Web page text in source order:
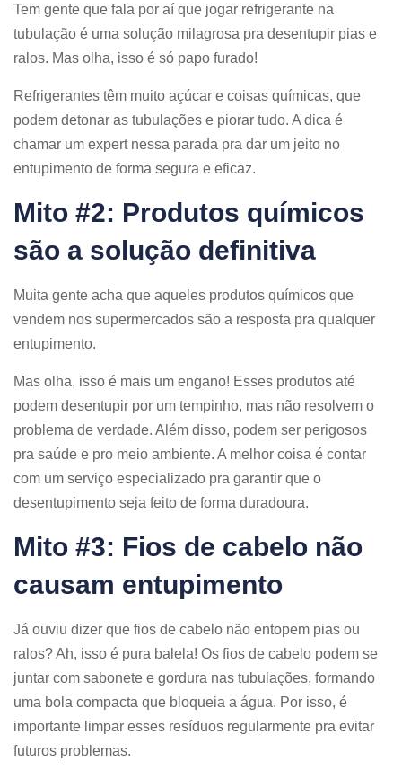
Tem gente que fala por aí que jogar refrigerante na
tubulação é uma solução milagrosa pra desentupir pias e
ralos. Mas olha, isso é só papo furado!
Refrigerantes têm muito açúcar e coisas químicas, que
podem detonar as tubulações e piorar tudo. A dica é
chamar um expert nessa parada pra dar um jeito no
entupimento de forma segura e eficaz.
Mito #2: Produtos químicos
são a solução definitiva
Muita gente acha que aqueles produtos químicos que
vendem nos supermercados são a resposta pra qualquer
entupimento.
Mas olha, isso é mais um engano! Esses produtos até
podem desentupir por um tempinho, mas não resolvem o
problema de verdade. Além disso, podem ser perigosos
pra saúde e pro meio ambiente. A melhor coisa é contar
com um serviço especializado pra garantir que o
desentupimento seja feito de forma duradoura.
Mito #3: Fios de cabelo não
causam entupimento
Já ouviu dizer que fios de cabelo não entopem pias ou
ralos? Ah, isso é pura balela! Os fios de cabelo podem se
juntar com sabonete e gordura nas tubulações, formando
uma bola compacta que bloqueia a água. Por isso, é
importante limpar esses resíduos regularmente pra evitar
futuros problemas.